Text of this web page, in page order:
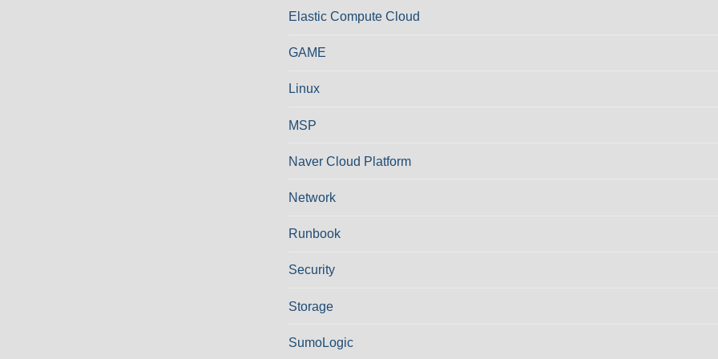
Elastic Compute Cloud
GAME
Linux
MSP
Naver Cloud Platform
Network
Runbook
Security
Storage
SumoLogic